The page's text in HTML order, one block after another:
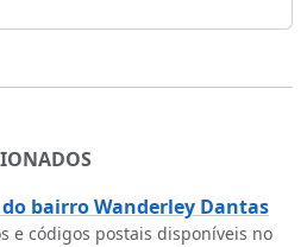
do bairro Wanderley Dantas
e códigos postais disponíveis no